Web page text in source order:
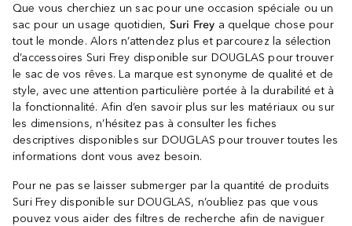
Que vous cherchiez un sac pour une occasion spéciale ou un
sac pour un usage quotidien, Suri Frey a quelque chose pour
tout le monde. Alors n’attendez plus et parcourez la sélection
d’accessoires Suri Frey disponible sur DOUGLAS pour trouver
le sac de vos rêves. La marque est synonyme de qualité et de
style, avec une attention particulière portée à la durabilité et à
la fonctionnalité. Afin d’en savoir plus sur les matériaux ou sur
les dimensions, n’hésitez pas à consulter les fiches
descriptives disponibles sur DOUGLAS pour trouver toutes les
informations dont vous avez besoin.
Pour ne pas se laisser submerger par la quantité de produits
Suri Frey disponible sur DOUGLAS, n’oubliez pas que vous
pouvez vous aider des filtres de recherche afin de naviguer